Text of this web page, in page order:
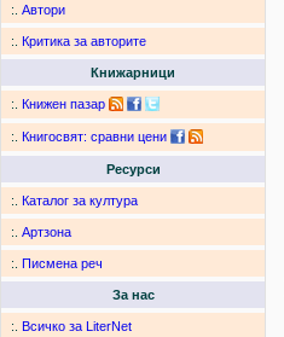
:. Автори
:. Критика за авторите
Книжарници
:. Книжен пазар
:. Книгосвят: сравни цени
Ресурси
:. Каталог за култура
:. Артзона
:. Писмена реч
За нас
:. Всичко за LiterNet